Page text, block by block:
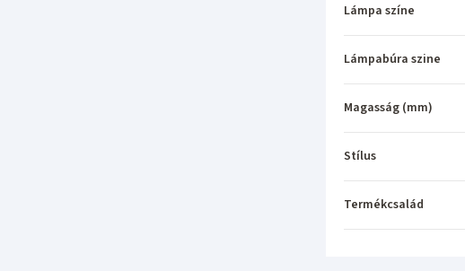
Lámpa színe
Lámpabúra szine
Magasság (mm)
Stílus
Termékcsalád